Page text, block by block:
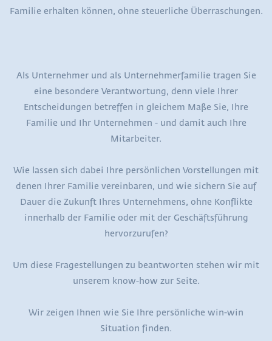
Als Unternehmer und als Unternehmerfamilie tragen Sie
eine besondere Verantwortung, denn viele Ihrer
Entscheidungen betreffen in gleichem Maße Sie, Ihre
Familie und Ihr Unternehmen - und damit auch Ihre
Mitarbeiter.
Wie lassen sich dabei Ihre persönlichen Vorstellungen mit
denen Ihrer Familie vereinbaren, und wie sichern Sie auf
Dauer die Zukunft Ihres Unternehmens, ohne Konflikte
innerhalb der Familie oder mit der Geschäftsführung
hervorzurufen?
Um diese Fragestellungen zu beantworten stehen wir mit
unserem know-how zur Seite.
Wir zeigen Ihnen wie Sie Ihre persönliche win-win
Situation finden.
Familie erhalten können, ohne steuerliche Überraschungen.